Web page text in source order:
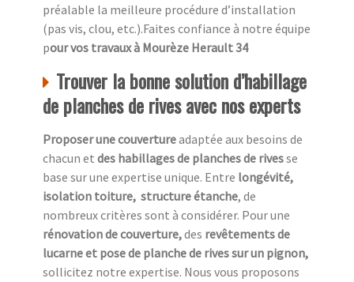
préalable la meilleure procédure d’installation
(pas vis, clou, etc.).Faites confiance à notre équipe
pour vos travaux à Mourèze Herault 34
Trouver la bonne solution d’habillage
de planches de rives avec nos experts
Proposer une couvertureadaptée aux besoins de
chacun et des habillages de planches de rivesse
base sur une expertise unique. Entre longévité,
isolation toiture, structure étanche, de
nombreux critères sont à considérer. Pour une
rénovation de couverture,des revêtements de
lucarne et pose de planche de rives sur un pignon,
sollicitez notre expertise. Nous vous proposons